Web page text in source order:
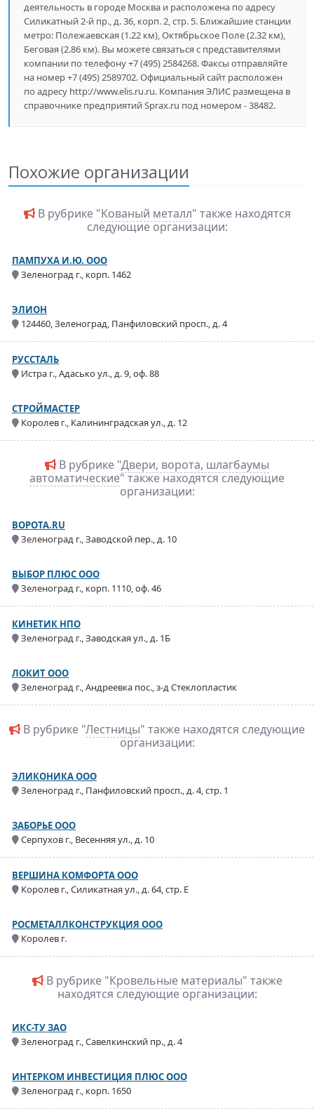
деятельность в городе Москва и расположена по адресу
Силикатный 2-й пр., д. 36, корп. 2, стр. 5. Ближайшие станции
метро: Полежаевская (1.22 км), Октябрьское Поле (2.32 км),
Беговая (2.86 км). Вы можете связаться с представителями
компании по телефону +7 (495) 2584268. Факсы отправляйте
на номер +7 (495) 2589702. Официальный сайт расположен
по адресу http://www.elis.ru.ru. Компания ЭЛИС размещена в
справочнике предприятий Sprax.ru под номером - 38482.
Похожие организации
В рубрике "Кованый металл" также находятся
следующие организации:
ПАМПУХА И.Ю. ООО
Зеленоград г., корп. 1462
ЭЛИОН
124460, Зеленоград, Панфиловский просп., д. 4
РУССТАЛЬ
Истра г., Адасько ул., д. 9, оф. 88
СТРОЙМАСТЕР
Королев г., Калининградская ул., д. 12
В рубрике "Двери, ворота, шлагбаумы
автоматические" также находятся следующие
организации:
ВОРОТА.RU
Зеленоград г., Заводской пер., д. 10
ВЫБОР ПЛЮС ООО
Зеленоград г., корп. 1110, оф. 46
КИНЕТИК НПО
Зеленоград г., Заводская ул., д. 1Б
ЛОКИТ ООО
Зеленоград г., Андреевка пос., з-д Стеклопластик
В рубрике "Лестницы" также находятся следующие
организации:
ЭЛИКОНИКА ООО
Зеленоград г., Панфиловский просп., д. 4, стр. 1
ЗАБОРЬЕ ООО
Серпухов г., Весенняя ул., д. 10
ВЕРШИНА КОМФОРТА ООО
Королев г., Силикатная ул., д. 64, стр. Е
РОСМЕТАЛЛКОНСТРУКЦИЯ ООО
Королев г.
В рубрике "Кровельные материалы" также
находятся следующие организации:
ИКС-ТУ ЗАО
Зеленоград г., Савелкинский пр., д. 4
ИНТЕРКОМ ИНВЕСТИЦИЯ ПЛЮС ООО
Зеленоград г., корп. 1650